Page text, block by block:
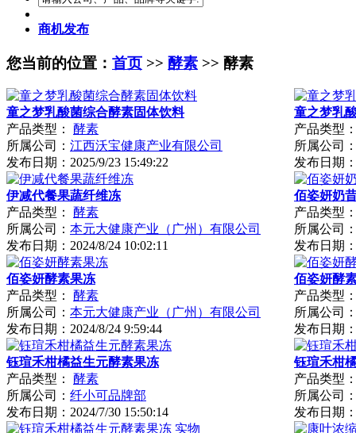
商机发布
您当前的位置： 首页 >> 酵素 >> 酵素
童之梦乳酸菌综合酵素固体饮料
产品类型：
酵素
所属公司： 江西沃宝健康产业有限公司
发布日期： 2025/9/23 15:49:22
童之梦乳
产品类型
所属公司
发布日期
伊减代餐果蔬纤维冻
产品类型：
酵素
所属公司： 本元大健康产业（广州）有限公司
发布日期： 2024/8/24 10:02:11
佰姿妍奶
产品类型
所属公司
发布日期
佰姿妍酵素果冻
产品类型：
酵素
所属公司： 本元大健康产业（广州）有限公司
发布日期： 2024/8/24 9:59:44
佰姿妍酵
产品类型
所属公司
发布日期
钰瑄禾柑橘益生元酵素果冻
产品类型：
酵素
所属公司： 纤小可品牌部
发布日期： 2024/7/30 15:50:14
钰瑄禾柑
产品类型
所属公司
发布日期